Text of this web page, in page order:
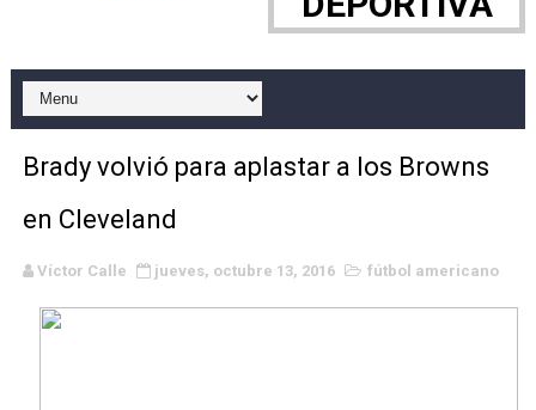
WWE NXT - Myles Borne y Tavion Heights ponen fin
Canadian Football League 2026 - Week 10
EFA y AFLE 2026 - Regular season
Brady volvió para aplastar a los Browns
en Cleveland
Víctor Calle jueves, octubre 13, 2016 fútbol americano